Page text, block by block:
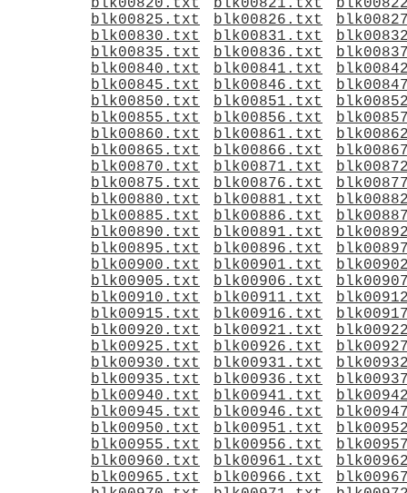
blk00820.txt
blk00821.txt
blk00825.txt
blk00826.txt
blk00830.txt
blk00831.txt
blk00835.txt
blk00836.txt
blk00840.txt
blk00841.txt
blk00845.txt
blk00846.txt
blk00850.txt
blk00851.txt
blk00855.txt
blk00856.txt
blk00860.txt
blk00861.txt
blk00865.txt
blk00866.txt
blk00870.txt
blk00871.txt
blk00875.txt
blk00876.txt
blk00880.txt
blk00881.txt
blk00885.txt
blk00886.txt
blk00890.txt
blk00891.txt
blk00895.txt
blk00896.txt
blk00900.txt
blk00901.txt
blk00905.txt
blk00906.txt
blk00910.txt
blk00911.txt
blk00915.txt
blk00916.txt
blk00920.txt
blk00921.txt
blk00925.txt
blk00926.txt
blk00930.txt
blk00931.txt
blk00935.txt
blk00936.txt
blk00940.txt
blk00941.txt
blk00945.txt
blk00946.txt
blk00950.txt
blk00951.txt
blk00955.txt
blk00956.txt
blk00960.txt
blk00961.txt
blk00965.txt
blk00966.txt